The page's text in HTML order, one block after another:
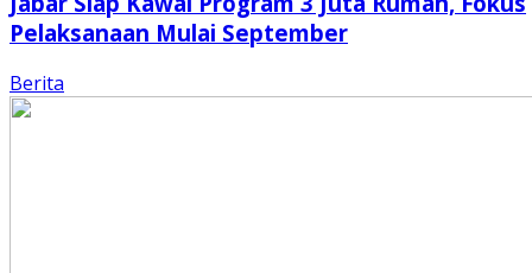
Pelaksanaan Mulai September
Berita